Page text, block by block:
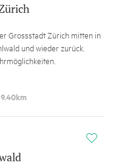
Grossstadt Zürich mitten in
und wieder zurück.
i